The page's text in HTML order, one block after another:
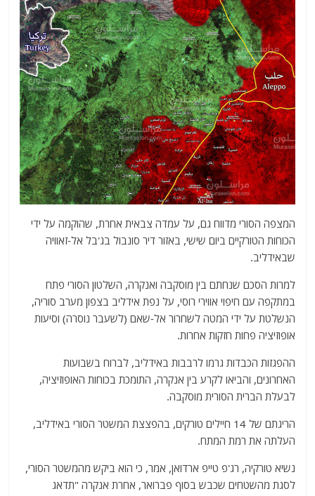
המצפה הסורי מדווח גם, על עמדה צבאית אחרת, שהוקמה על ידי
הכוחות הטורקיים ביום שישי, באזור דיר סונבול בג'בל אל-זאוויה
שבאידליב.
למרות הסכם שנחתם בין מוסקבה ואנקרה, השלטון הסורי פתח
במתקפה עם חיפוי אווירי רוסי, על נפת אידליב בצפון מערב סוריה,
הנשלטת על ידי המטה לשחרור אל-שאם (לשעבר נוסרה) וסיעות
אופוזיציה פחות חזקות אחרות.
ההפגזות הכבדות גרמו לרבבות באידליב, לברוח בשבועות
האחרונים, והביאו לקרע בין אנקרה, התומכת בכוחות האופוזיציה,
לבעלת הברית הסורית מוסקבה.
הריגתם של 14 חיילים טורקים, בהפצצת המשטר הסורי באידליב,
העלתה את רמת המתח.
נשיא טורקיה, רג'פ טייפ ארדואן, אמר, כי הוא ביקש מהמשטר הסורי,
לסגת מהשטחים שכבש בסוף פברואר, אחרת אנקרה "תדאג